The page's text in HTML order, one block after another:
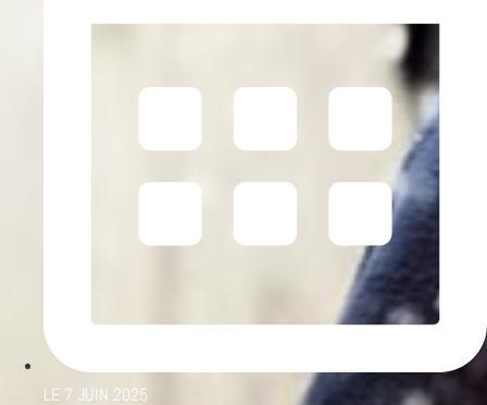
LE 7 JUIN 2025